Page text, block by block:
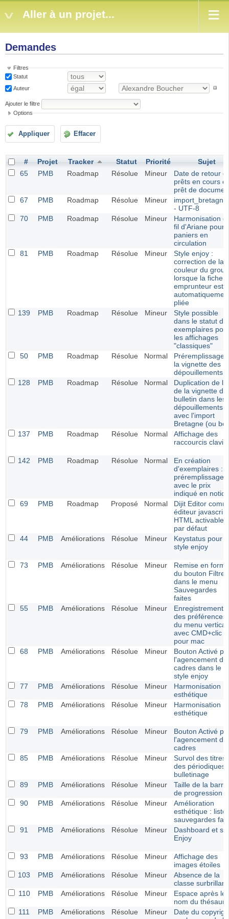
Aller à un projet...
Demandes
Filtres
Statut
Auteur
Ajouter le filtre
Options
Appliquer Effacer
# Projet Tracker Statut Priorité
Sujet
65
PMB Roadmap Résolue Mineur
Date de retour
prêts en cours
prêt de
67
PMB Roadmap Résolue Mineur
- UTF-8
70
PMB Roadmap Résolue Mineur
Harmonisation
fil d'Ariane pour
paniers en
circulation
81
PMB Roadmap Résolue Mineur
Style enjoy :
correction de la
couleur du
lorsque la fiche
emprunteur est
pliée
139
PMB Roadmap Résolue Mineur
Style possible
dans le statut
exemplaires
les affichages
"classiques"
50
PMB Roadmap Résolue Normal
Préremplissage
la vignette des
dépouillements
128
PMB Roadmap Résolue Normal
Duplication de
de la vignette du
bulletin dans les
dépouillements
avec l'import
Bretagne (ou
137
PMB Roadmap Résolue Normal
Affichage des
raccourcis
142 PMB Roadmap Résolue Normal
En création
d'exemplaires :
préremplissage
avec le prix
indiqué en notice
69
PMB Roadmap Proposé Normal
Dijit Editor
éditeur javascript
HTML activable
par défaut
44
PMB Améliorations Résolue Mineur
Keystatus pour
style enjoy
73 PMB Améliorations Résolue Mineur
Remise en forme
du bouton Filtrer
dans le menu
Sauvegardes
faites
55
PMB Améliorations Résolue Mineur
Enregistrement
des préférences
du menu vertical
avec CMD+clic
pour mac
68
PMB Améliorations Résolue Mineur
Bouton Activé
l'agencement
cadres dans le
style enjoy
77
PMB Améliorations Résolue Mineur
Harmonisation
esthétique
78
PMB Améliorations Résolue Mineur
Harmonisation
esthétique
79 PMB Améliorations Résolue Mineur
Bouton Activé
l'agencement
cadres
85
PMB Améliorations Résolue Mineur
Survol des titres
des périodiques
bulletinage
89
PMB Améliorations Résolue Mineur
Taille de la barre
de progression
90
PMB Améliorations Résolue Mineur
Amélioration
esthétique : liste
sauvegardes
91
PMB Améliorations Résolue Mineur
Dashboard et
Enjoy
93 PMB Améliorations Résolue Mineur
Affichage des
images étoiles
103
PMB Améliorations Résolue Mineur
Absence de la
classe
110
PMB Améliorations Résolue Mineur
Espace après le
nom du
111
PMB Améliorations Résolue Mineur
Date du